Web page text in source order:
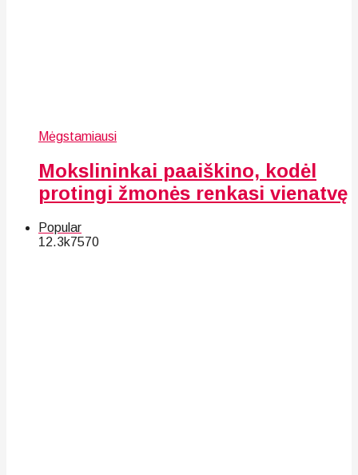
Mėgstamiausi
Mokslininkai paaiškino, kodėl
protingi žmonės renkasi vienatvę
Popular
12.3k7570